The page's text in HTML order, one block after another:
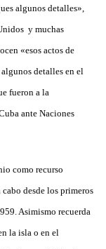
algunos detalles»,
y muchas
«esos actos de
detalles en el
fueron a la
ante Naciones
como recurso
desde los primeros
Asimismo recuerda
la isla o en el